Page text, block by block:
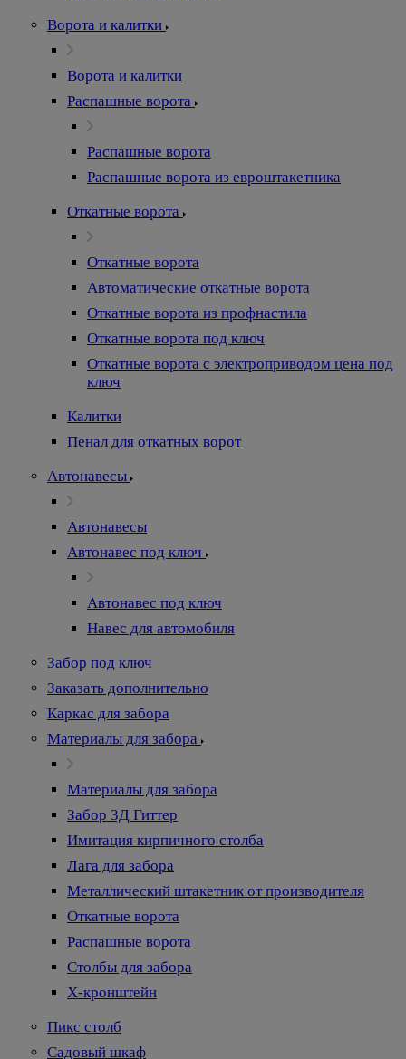
Ворота и калитки
Ворота и калитки
Распашные ворота
Распашные ворота
Распашные ворота из евроштакетника
Откатные ворота
Откатные ворота
Автоматические откатные ворота
Откатные ворота из профнастила
Откатные ворота под ключ
Откатные ворота с электроприводом цена под
ключ
Калитки
Пенал для откатных ворот
Автонавесы
Автонавесы
Автонавес под ключ
Автонавес под ключ
Навес для автомобиля
Забор под ключ
Заказать дополнительно
Каркас для забора
Материалы для забора
Материалы для забора
Забор 3Д Гиттер
Имитация кирпичного столба
Лага для забора
Металлический штакетник от производителя
Откатные ворота
Распашные ворота
Столбы для забора
Х-кронштейн
Пикс столб
Садовый шкаф